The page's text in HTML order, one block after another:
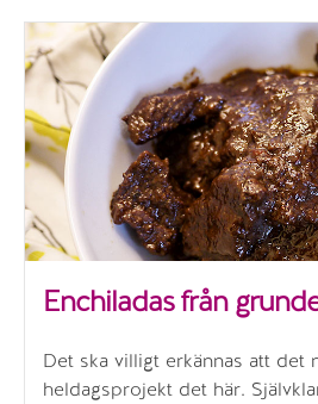
Enchiladas från
Det ska villigt erkännas att det
heldagsprojekt det här.